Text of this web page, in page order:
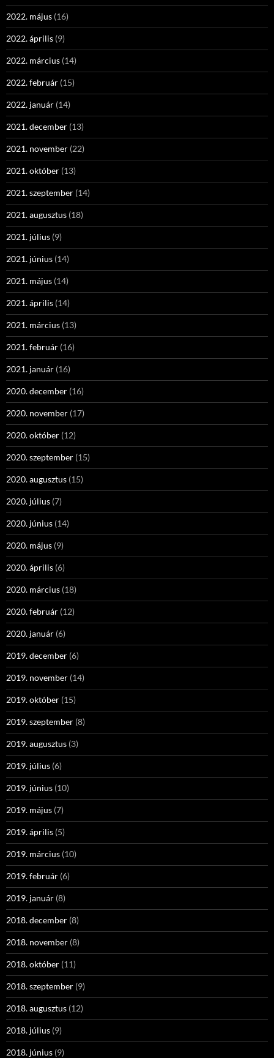
2022. május (16)
2022. április (9)
2022. március (14)
2022. február (15)
2022. január (14)
2021. december (13)
2021. november (22)
2021. október (13)
2021. szeptember (14)
2021. augusztus (18)
2021. július (9)
2021. június (14)
2021. május (14)
2021. április (14)
2021. március (13)
2021. február (16)
2021. január (16)
2020. december (16)
2020. november (17)
2020. október (12)
2020. szeptember (15)
2020. augusztus (15)
2020. július (7)
2020. június (14)
2020. május (9)
2020. április (6)
2020. március (18)
2020. február (12)
2020. január (6)
2019. december (6)
2019. november (14)
2019. október (15)
2019. szeptember (8)
2019. augusztus (3)
2019. július (6)
2019. június (10)
2019. május (7)
2019. április (5)
2019. március (10)
2019. február (6)
2019. január (8)
2018. december (8)
2018. november (8)
2018. október (11)
2018. szeptember (9)
2018. augusztus (12)
2018. július (9)
2018. június (9)